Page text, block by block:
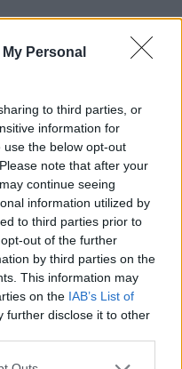
Personal
to third parties, or
information for
the below opt-out
note that after your
continue seeing
information utilized by
to third parties prior to
out of the further
by third parties on the
This information may
on the IAB’s List of
further disclose it to other